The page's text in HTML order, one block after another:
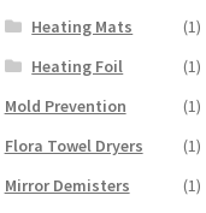
Heating Mats
(1)
Heating Foil
(1)
Mold Prevention
(1)
Flora Towel Dryers
(1)
Mirror Demisters
(1)